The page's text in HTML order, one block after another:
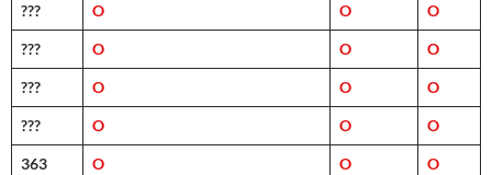
??? O O O
??? O O O
??? O O O
??? O O O
363 O O O